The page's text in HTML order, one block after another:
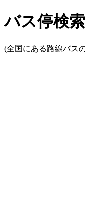
バス停検索
(全国にある路線バス